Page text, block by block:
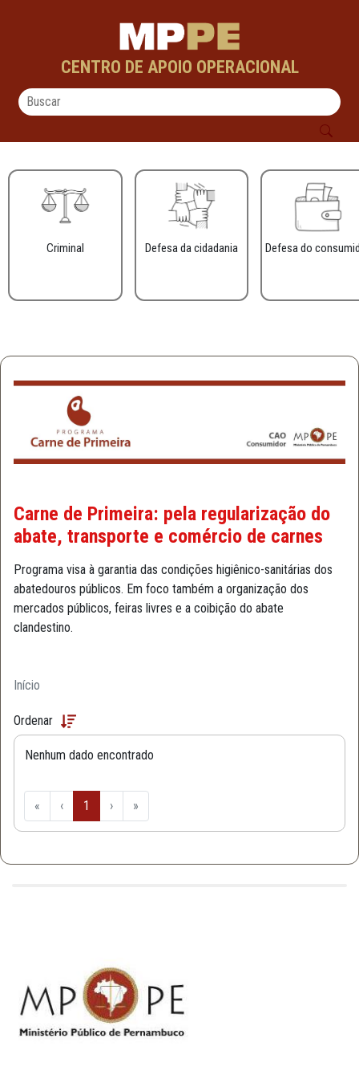
CENTRO DE APOIO OPERACIONAL
Criminal Defesa da cidadania Defesa do
Carne de Primeira: pela regularização do
abate, transporte e comércio de carnes
Programa visa à garantia das condições higiênico-sanitárias dos
abatedouros públicos. Em foco também a organização dos
mercados públicos, feiras livres e a coibição do abate
clandestino.
Início
Ordenar
Nenhum dado encontrado
« ‹ 1 › »